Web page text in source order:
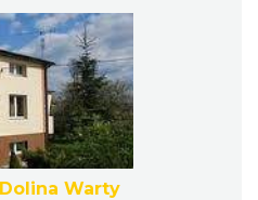
Warty